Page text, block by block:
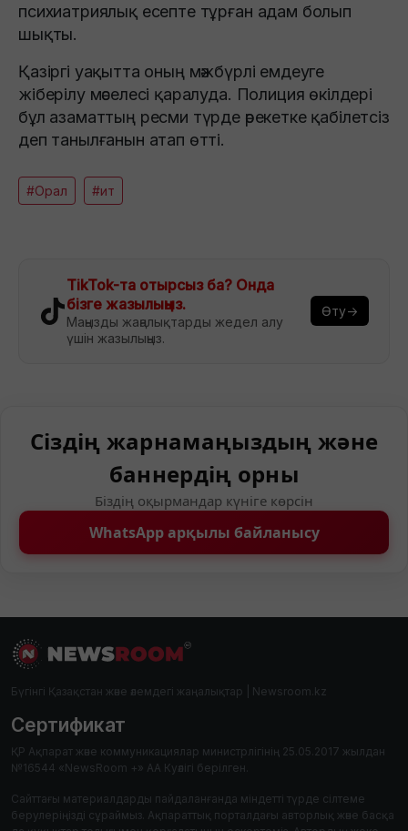
психиатриялық есепте тұрған адам болып
шықты.
Қазіргі уақытта оның мәжбүрлі емдеуге
жіберілу мәселесі қаралуда. Полиция өкілдері
бұл азаматтың ресми түрде әрекетке қабілетсіз
деп танылғанын атап өтті.
#Орал #ит
TikTok-та отырсыз ба? Онда
бізге жазылыңыз.
Маңызды жаңалықтарды жедел алу
үшін жазылыңыз.
Өту→
Сіздің жарнамаңыздың және
баннердің орны
Біздің оқырмандар күніге көрсін
WhatsApp арқылы байланысу
Бүгінгі Қазақстан және әлемдегі жаңалықтар | Newsroom.kz
Сертификат
ҚР Ақпарат және коммуникациялар министрлігінің 25.05.2017 жылдан
№16544 «NewsRoom +» АА Куәлігі берілген.
Сайттағы материалдарды пайдаланғанда міндетті түрде сілтеме
берулеріңізді сұраймыз. Ақпараттық порталдағы авторлық және басқа